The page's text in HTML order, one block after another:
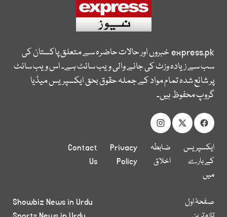
express.pkخبروں اور حالات حاضرہ سے متعلق پاکستان کی
سب سے زیادہ وزٹ کی جانے والی ویب سائٹ ہے۔ اس ویب سائٹ
پر شائع شدہ تمام مواد کے جملہ حقوق بحق ایکسپریس میڈیا
گروپ محفوظ ہیں۔
ایکسپریس
کے بارے
میں
ضابطہ
اخلاق
Privacy
Policy
Contact
Us
صفحۂ اول
Showbiz News in Urdu